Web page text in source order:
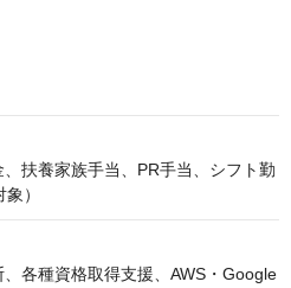
扶養家族手当、PR手当、シフト勤
）
各種資格取得支援、AWS・Google